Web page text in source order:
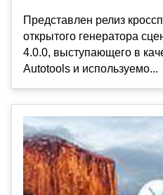
Представлен релиз
открытого генератора
4.0.0, выступающего в
Autotools и используемо...